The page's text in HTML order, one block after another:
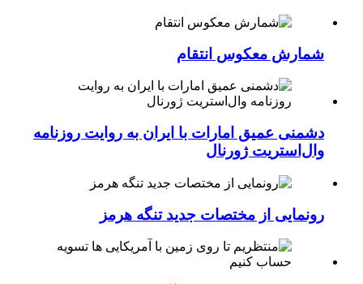
شمارش معکوس انتقام
دشمنی عمیق امارات با ایران به روایت روزنامه
وال‌استریت ژورنال
رونمایی از مختصات جدید تنگه هرمز